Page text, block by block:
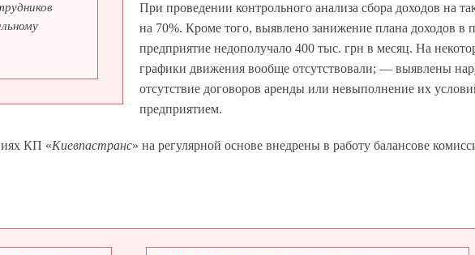
При проведении контрольного анализа сбора доходов на
на 70%. Кроме того, выявлено занижение плана доходов в
предприятие недополучало 400 тыс. грн в месяц. На
графики движения вообще отсутствовали; — выявлены
отсутствие договоров аренды или невыполнение их
предприятием.
КП «Киевпастранс» на регулярной основе внедрены в работу балансове